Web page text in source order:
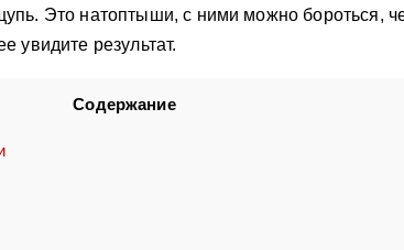
Это натоптыши, с ними можно бороться,
увидите результат.
Содержание